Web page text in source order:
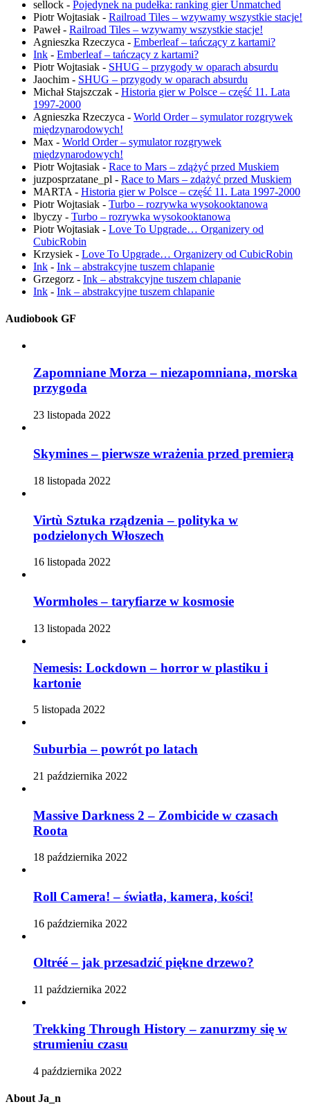
sellock - Pojedynek na pudełka: ranking gier Unmatched
Piotr Wojtasiak - Railroad Tiles – wzywamy wszystkie stacje!
Paweł- Railroad Tiles – wzywamy wszystkie stacje!
Agnieszka Rzeczyca - Emberleaf – tańczący z kartami?
Ink - Emberleaf – tańczący z kartami?
Piotr Wojtasiak - SHUG – przygody w oparach absurdu
Jaochim - SHUG – przygody w oparach absurdu
Michał Stajszczak - Historia gier w Polsce – część 11. Lata
1997-2000
Agnieszka Rzeczyca - World Order – symulator rozgrywek
międzynarodowych!
Max - World Order – symulator rozgrywek
międzynarodowych!
Piotr Wojtasiak - Race to Mars – zdążyć przed Muskiem
juzposprzatane_pl - Race to Mars – zdążyć przed Muskiem
MARTA - Historia gier w Polsce – część 11. Lata 1997-2000
Piotr Wojtasiak - Turbo – rozrywka wysokooktanowa
lbyczy - Turbo – rozrywka wysokooktanowa
Piotr Wojtasiak - Love To Upgrade… Organizery od
CubicRobin
Krzysiek - Love To Upgrade… Organizery od CubicRobin
Ink - Ink – abstrakcyjne tuszem chlapanie
Grzegorz - Ink – abstrakcyjne tuszem chlapanie
Ink - Ink – abstrakcyjne tuszem chlapanie
Audiobook GF
Zapomniane Morza – niezapomniana, morska
przygoda
23 listopada 2022
Skymines – pierwsze wrażenia przed premierą
18 listopada 2022
Virtù Sztuka rządzenia – polityka w
podzielonych Włoszech
16 listopada 2022
Wormholes – taryfiarze w kosmosie
13 listopada 2022
Nemesis: Lockdown – horror w plastiku i
kartonie
5 listopada 2022
Suburbia – powrót po latach
21 października 2022
Massive Darkness 2 – Zombicide w czasach
Roota
18 października 2022
Roll Camera! – światła, kamera, kości!
16 października 2022
Oltréé – jak przesadzić piękne drzewo?
11 października 2022
Trekking Through History – zanurzmy się w
strumieniu czasu
4 października 2022
About Ja_n